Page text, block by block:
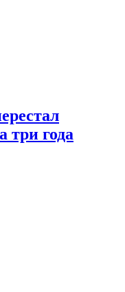
три года